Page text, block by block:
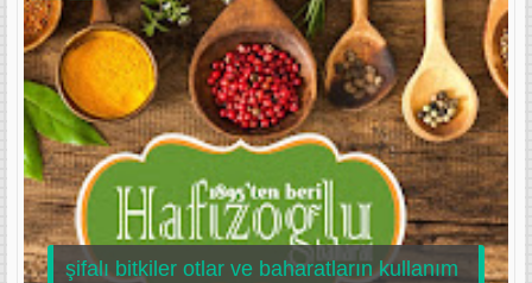
şifalı bitkiler otlar ve baharatların kullanım